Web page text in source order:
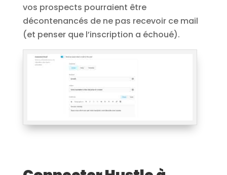
vos prospects pourraient être
décontenancés de ne pas recevoir ce mail
(et penser que l’inscription a échoué).